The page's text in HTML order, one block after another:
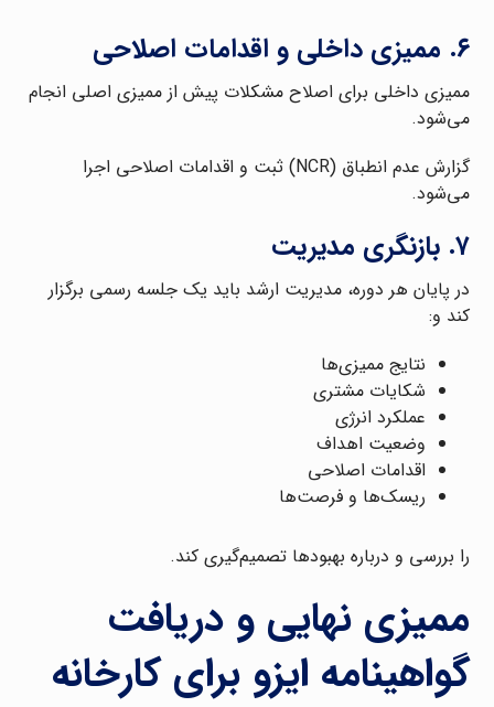
۶. ممیزی داخلی و اقدامات اصلاحی
ممیزی داخلی برای اصلاح مشکلات پیش از ممیزی اصلی انجام
می‌شود.
گزارش عدم انطباق (NCR) ثبت و اقدامات اصلاحی اجرا
می‌شود.
۷. بازنگری مدیریت
در پایان هر دوره، مدیریت ارشد باید یک جلسه رسمی برگزار
کند و:
نتایج ممیزی‌ها
شکایات مشتری
عملکرد انرژی
وضعیت اهداف
اقدامات اصلاحی
ریسک‌ها و فرصت‌ها
را بررسی و درباره بهبودها تصمیم‌گیری کند.
ممیزی نهایی و دریافت
گواهینامه ایزو برای کارخانه